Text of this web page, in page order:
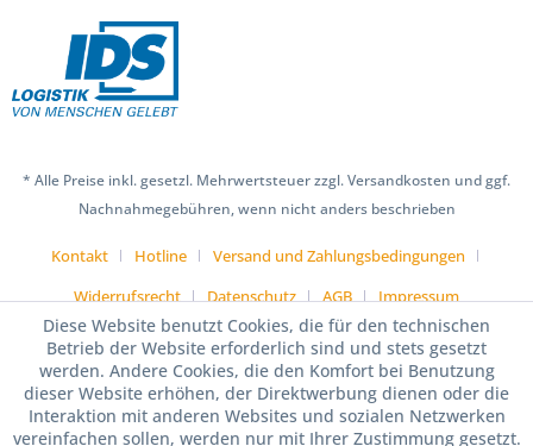
* Alle Preise inkl. gesetzl. Mehrwertsteuer zzgl. Versandkosten und ggf.
Nachnahmegebühren, wenn nicht anders beschrieben
Kontakt Hotline
Versand und Zahlungsbedingungen
Widerrufsrecht
Datenschutz AGB Impressum
Diese Website benutzt Cookies, die für den technischen
Betrieb der Website erforderlich sind und stets gesetzt
werden. Andere Cookies, die den Komfort bei Benutzung
dieser Website erhöhen, der Direktwerbung dienen oder die
Interaktion mit anderen Websites und sozialen Netzwerken
vereinfachen sollen, werden nur mit Ihrer Zustimmung gesetzt.